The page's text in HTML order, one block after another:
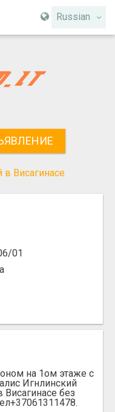
Russian
в Висагинасе
01
на 1ом этаже с
Игнлинский
без